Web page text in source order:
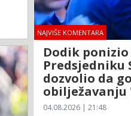
NAJVIŠE KOMENTARA
Dodik ponizio
Predsjedniku
dozvolio da
obilježavanju
04.08.2026 | 21:48